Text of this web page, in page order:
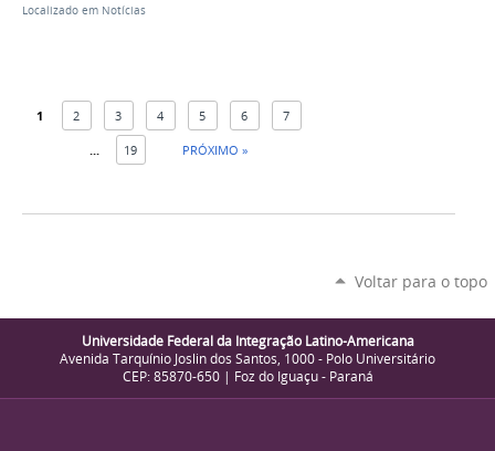
Localizado em Notícias
1 2 3 4 5 6 7
19 PRÓXIMO »
Voltar para o topo
Universidade Federal da Integração Latino-Americana
Avenida Tarquínio Joslin dos Santos, 1000 - Polo Universitário
CEP: 85870-650 | Foz do Iguaçu - Paraná